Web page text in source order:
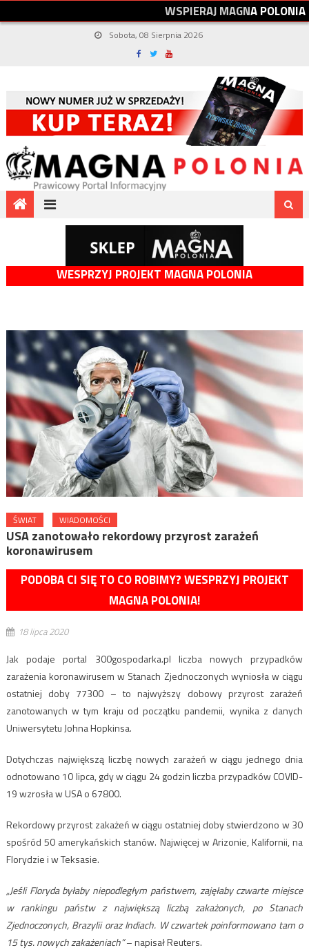
WSPIERAJMAGNAPOLONIA
Sobota, 08 Sierpnia 2026
WESPRZYJ PROJEKT MAGNA POLONIA
ŚWIAT WIADOMOŚCI
USA zanotowało rekordowy przyrost zarażeń
koronawirusem
PODOBA CI SIĘ TO CO ROBIMY? WESPRZYJ PROJEKT
MAGNA POLONIA!
18 lipca 2020
Jak podaje portal 300gospodarka.pl liczba nowych przypadków
zarażenia koronawirusem w Stanach Zjednoczonych wyniosła w ciągu
ostatniej doby 77300 – to najwyższy dobowy przyrost zarażeń
zanotowanych w tym kraju od początku pandemii, wynika z danych
Uniwersytetu Johna Hopkinsa.
Dotychczas największą liczbę nowych zarażeń w ciągu jednego dnia
odnotowano 10 lipca, gdy w ciągu 24 godzin liczba przypadków COVID-
19 wzrosła w USA o 67800.
Rekordowy przyrost zakażeń w ciągu ostatniej doby stwierdzono w 30
spośród 50 amerykańskich stanów. Najwięcej w Arizonie, Kalifornii, na
Florydzie i w Teksasie.
„Jeśli Floryda byłaby niepodległym państwem, zajęłaby czwarte miejsce
w rankingu państw z największą liczbą zakażonych, po Stanach
Zjednoczonych, Brazylii oraz Indiach. W czwartek poinformowano tam o
15 tys. nowych zakażeniach”– napisał Reuters.